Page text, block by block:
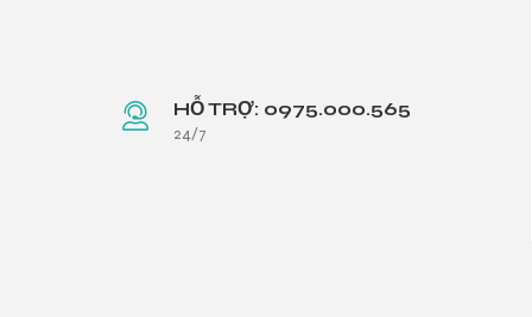
HỖ TRỢ: 0975.000.565
24/7